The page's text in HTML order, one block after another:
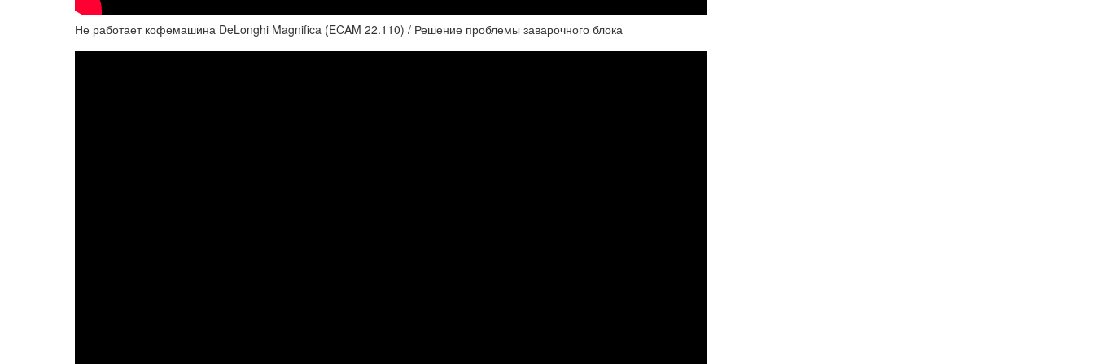
Не работает кофемашина DeLonghi Magnifica (ECAM 22.110) / Решение проблемы заварочного блока